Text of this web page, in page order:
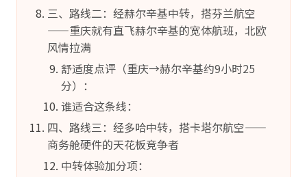
三、路线二：经赫尔辛基中转，搭芬兰航空
——重庆就有直飞赫尔辛基的宽体航班，北欧
风情拉满
舒适度点评（重庆→赫尔辛基约9小时25
分）：
谁适合这条线：
四、路线三：经多哈中转，搭卡塔尔航空——
商务舱硬件的天花板竞争者
中转体验加分项：